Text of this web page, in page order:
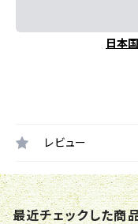
日本
レビュー
最近チェックした商